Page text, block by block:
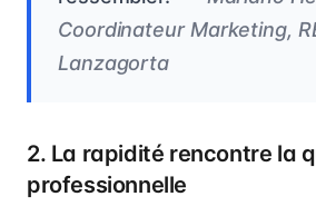
Coordinateur Marketing,
Lanzagorta
2. La rapidité rencontre la
professionnelle